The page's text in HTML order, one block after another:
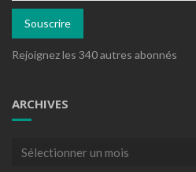
mail
Souscrire
Rejoignez les 340 autres abonnés
ARCHIVES
Archives